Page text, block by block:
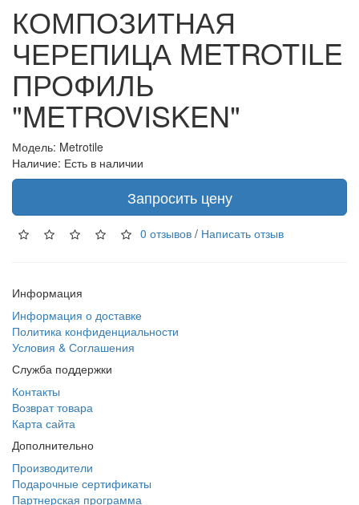
КОМПОЗИТНАЯ
ЧЕРЕПИЦА METROTILE
ПРОФИЛЬ
"METROVISKEN"
Модель: Metrotile
Наличие: Есть в наличии
Запросить цену
0 отзывов / Написать отзыв
Информация
Информация о доставке
Политика конфиденциальности
Условия & Соглашения
Служба поддержки
Контакты
Возврат товара
Карта сайта
Дополнительно
Производители
Подарочные сертификаты
Партнерская программа